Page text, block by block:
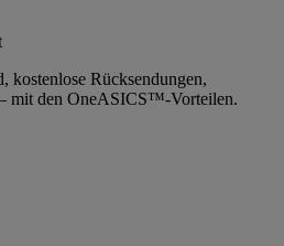
kostenlose Rücksendungen,
mit den OneASICS™-Vorteilen.